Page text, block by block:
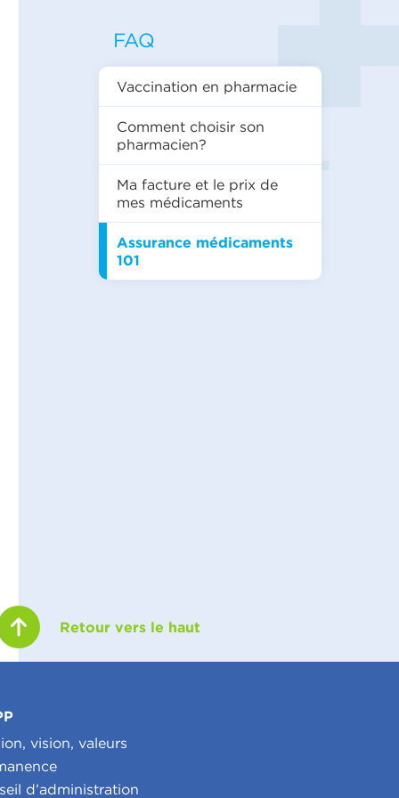
FAQ
Vaccination en pharmacie
Comment choisir son
pharmacien?
Ma facture et le prix de
mes médicaments
Assurance médicaments
101
Retour vers le haut
vision, valeurs
d’administration